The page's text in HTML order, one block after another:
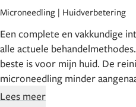
Microneedling | Huidverbetering
Een complete en vakkundige
alle actuele
beste is voor mijn huid. De
microneedling minder
vertrouwen in het resultaat!
Lees meer